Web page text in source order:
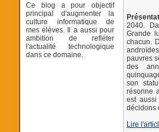
Ce blog a pour objectif
principal d'augmenter la
culture informatique de
mes élèves. Il a aussi pour
ambition de refléter
l'actualité technologique
dans ce domaine.
2040.
Grande
chacun.
pauvres
des
son
résonne
est
décidons
Lire